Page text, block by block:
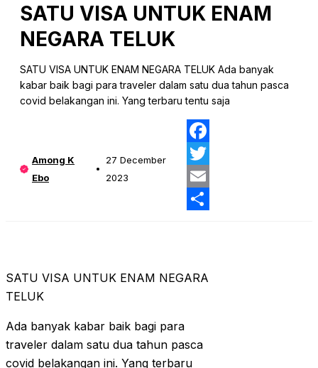
SATU VISA UNTUK ENAM
NEGARA TELUK
SATU VISA UNTUK ENAM NEGARA TELUK Ada banyak
kabar baik bagi para traveler dalam satu dua tahun pasca
covid belakangan ini. Yang terbaru tentu saja
Among K
Ebo
27 December
2023
SATU VISA UNTUK ENAM NEGARA
TELUK
Ada banyak kabar baik bagi para
traveler dalam satu dua tahun pasca
covid belakangan ini. Yang terbaru